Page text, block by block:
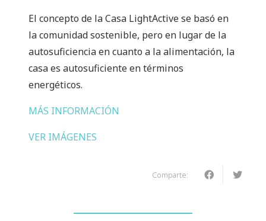
El concepto de la Casa LightActive se basó en
la comunidad sostenible, pero en lugar de la
autosuficiencia en cuanto a la alimentación, la
casa es autosuficiente en términos
energéticos.
MÁS INFORMACIÓN
VER IMÁGENES
Comparte: